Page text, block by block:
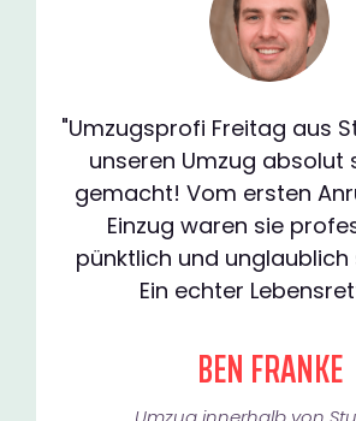
"Umzugsprofi Freitag aus
unseren Umzug absolut
gemacht! Vom ersten
Einzug waren sie
pünktlich und
Ein echter
BEN FRANKE